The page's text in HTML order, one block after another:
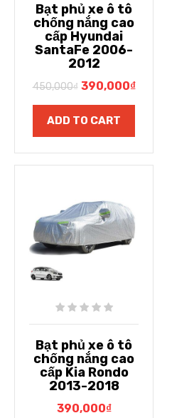
Bạt phủ xe ô tô
chống nắng cao
cấp Hyundai
SantaFe 2006-
2012
450,000₫ 390,000₫
ADD TO CART
Bạt phủ xe ô tô
chống nắng cao
cấp Kia Rondo
2013-2018
390,000₫